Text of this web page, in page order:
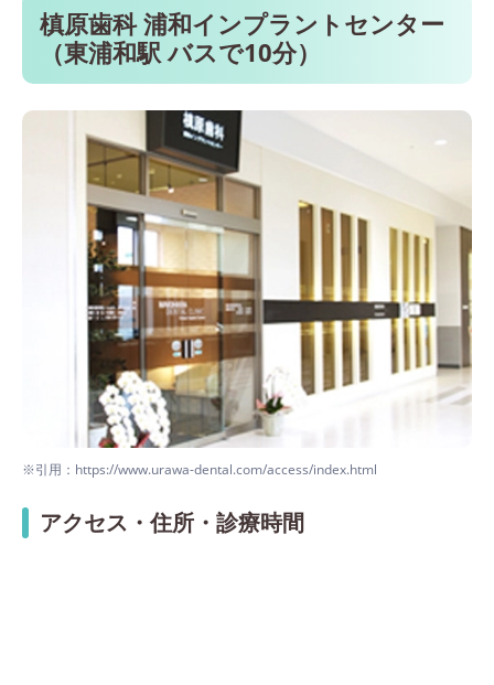
槙原歯科 浦和インプラントセンター
（東浦和駅 バスで10分）
※引用：https://www.urawa-dental.com/access/index.html
アクセス・住所・診療時間